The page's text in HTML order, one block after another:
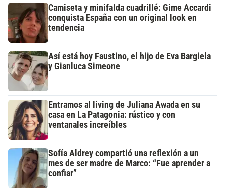
Camiseta y minifalda cuadrillé: Gime Accardi
conquista España con un original look en
tendencia
Así está hoy Faustino, el hijo de Eva Bargiela
y Gianluca Simeone
Entramos al living de Juliana Awada en su
casa en La Patagonia: rústico y con
ventanales increíbles
Sofía Aldrey compartió una reflexión a un
mes de ser madre de Marco: “Fue aprender a
confiar”